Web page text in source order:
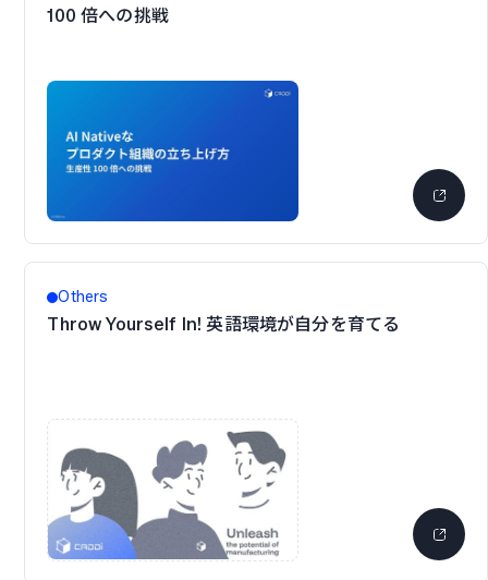
100 倍への挑戦
Others
Throw Yourself In! 英語環境が自分を育てる